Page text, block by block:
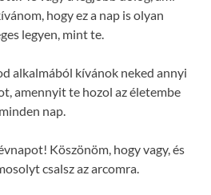
hogy ez a nap is olyan
legyen, mint te.
alkalmából kívánok neked annyi
amennyit te hozol az életembe
minden nap.
Köszönöm, hogy vagy, és
csalsz az arcomra.